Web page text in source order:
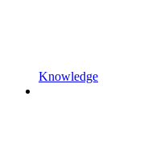
Knowledge